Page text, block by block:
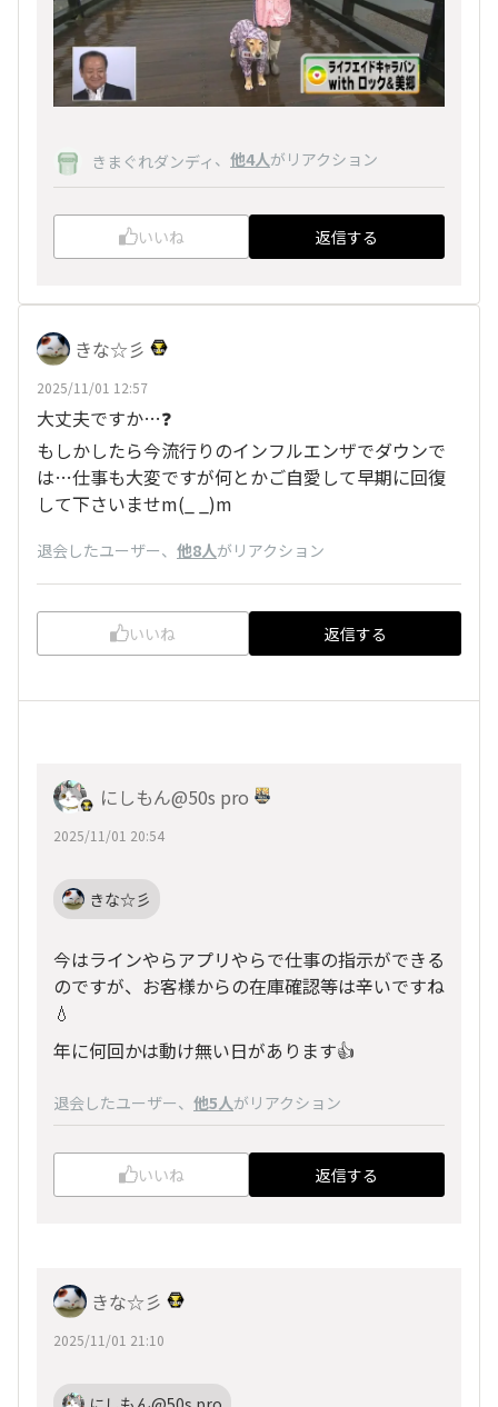
きまぐれダンディ 、 他4人がリアクション
いいね 返信する
きな☆彡
2025/11/01 12:57
大丈夫ですか…❓️
もしかしたら今流行りのインフルエンザでダウンで
は…仕事も大変ですが何とかご自愛して早期に回復
して下さいませm(_ _)m
退会したユーザー、 他8人がリアクション
いいね 返信する
にしもん@50s pro
2025/11/01 20:54
きな☆彡
今はラインやらアプリやらで仕事の指示ができる
のですが、お客様からの在庫確認等は辛いですね
💧
年に何回かは動け無い日があります👍
退会したユーザー、 他5人がリアクション
いいね 返信する
きな☆彡
2025/11/01 21:10